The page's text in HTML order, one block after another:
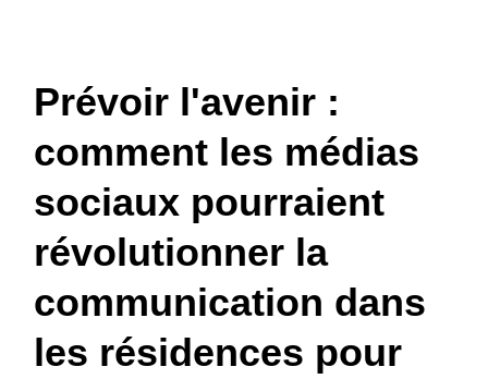
Prévoir l'avenir :
comment les médias
sociaux pourraient
révolutionner la
communication dans
les résidences pour